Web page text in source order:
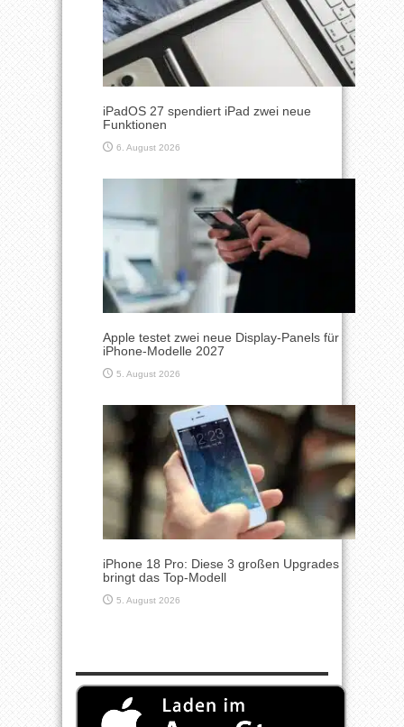
iPadOS 27 spendiert iPad zwei neue
Funktionen
6. August 2026
Apple testet zwei neue Display-Panels für
iPhone-Modelle 2027
5. August 2026
iPhone 18 Pro: Diese 3 großen Upgrades
bringt das Top-Modell
5. August 2026